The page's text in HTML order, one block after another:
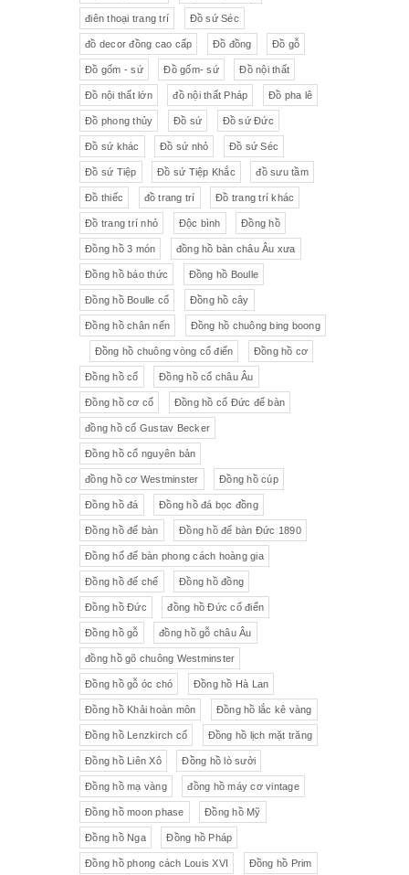
điên thoại trang trí Đồ sứ Séc
đồ decor đồng cao cấp Đồ đồng Đồ gỗ
Đồ gốm - sứ Đồ gốm- sứ Đồ nội thất
Đồ nội thất lớn đồ nội thất Pháp Đồ pha lê
Đồ phong thủy Đồ sứ Đồ sứ Đức
Đồ sứ khác Đồ sứ nhỏ Đồ sứ Séc
Đồ sứ Tiệp Đồ sứ Tiệp Khắc đồ sưu tầm
Đồ thiếc đồ trang trí Đồ trang trí khác
Đồ trang trí nhỏ Độc bình Đồng hồ
Đồng hồ 3 món đồng hồ bàn châu Âu xưa
Đồng hồ báo thức Đồng hồ Boulle
Đồng hồ Boulle cổ Đồng hồ cây
Đồng hồ chân nến Đồng hồ chuông bing boong
Đồng hồ chuông vòng cổ điển Đồng hồ cơ
Đồng hồ cổ Đồng hồ cổ châu Âu
Đồng hồ cơ cổ Đồng hồ cổ Đức để bàn
đồng hồ cổ Gustav Becker
Đồng hồ cổ nguyên bản
đồng hồ cơ Westminster Đồng hồ cúp
Đồng hồ đá Đồng hồ đá bọc đồng
Đồng hồ để bàn Đồng hồ để bàn Đức 1890
Đồng hổ để bàn phong cách hoàng gia
Đồng hồ đế chế Đồng hồ đồng
Đồng hồ Đức đồng hồ Đức cổ điển
Đồng hồ gỗ đồng hồ gỗ châu Âu
đồng hồ gõ chuông Westminster
Đồng hồ gỗ óc chó Đồng hồ Hà Lan
Đồng hồ Khải hoàn môn Đồng hồ lắc kê vàng
Đồng hồ Lenzkirch cổ Đồng hồ lịch mặt trăng
Đồng hồ Liên Xô Đồng hồ lò sưởi
Đồng hồ mạ vàng đồng hồ máy cơ vintage
Đồng hồ moon phase Đồng hồ Mỹ
Đồng hồ Nga Đồng hồ Pháp
Đồng hồ phong cách Louis XVI Đồng hồ Prim